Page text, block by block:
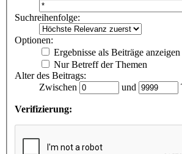
Suchreihenfolge:
Optionen:
Ergebnisse als Beiträge anzeigen
Nur Betreff der Themen
Alter des Beitrags:
Zwischen
und
Verifizierung: